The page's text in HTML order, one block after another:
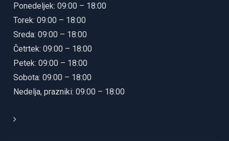
Ponedeljek: 09:00 – 18:00
Torek: 09:00 – 18:00
Sreda: 09:00 – 18:00
Četrtek: 09:00 – 18:00
Petek: 09:00 – 18:00
Sobota: 09:00 – 18:00
Nedelja, prazniki: 09:00 – 18:00